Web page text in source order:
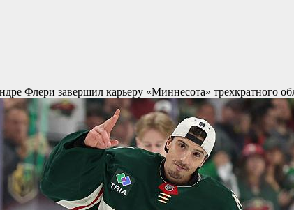
Флери завершил карьеру «Миннесота» трехкратного